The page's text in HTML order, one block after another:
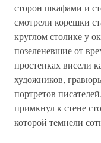
сторон шкафами и
смотрели корешки
круглом столике у
позеленевшие от
простенках висели
художников,
портретов
примкнул к стене
которой темнели